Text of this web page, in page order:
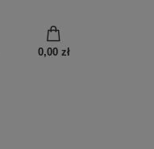
0,00 zł